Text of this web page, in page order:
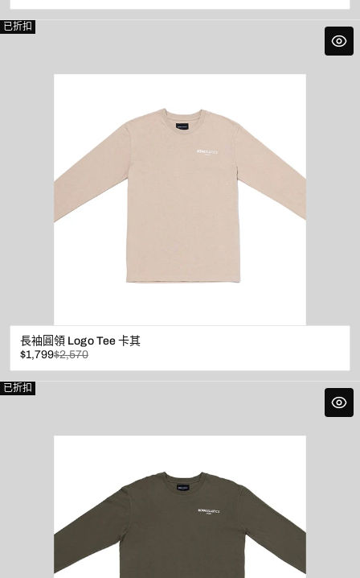
折
扣
價
已折扣
長袖圓領 Logo Tee 卡其
已
折
扣
$1,799
原
價
$2,570
已折扣